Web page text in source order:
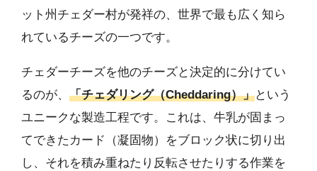
ット州チェダー村が発祥の、世界で最も広く知ら
れているチーズの一つです。
チェダーチーズを他のチーズと決定的に分けてい
るのが、 「チェダリング（Cheddaring）」という
ユニークな製造工程です。これは、牛乳が固まっ
てできたカード（凝固物）をブロック状に切り出
し、それを積み重ねたり反転させたりする作業を